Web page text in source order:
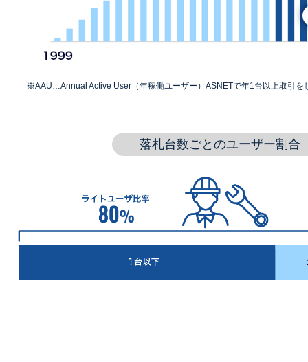
※AAU…Annual Active User（年稼働ユーザー）ASNETで年1台以上取引を
落札台数ごとのユーザー割合